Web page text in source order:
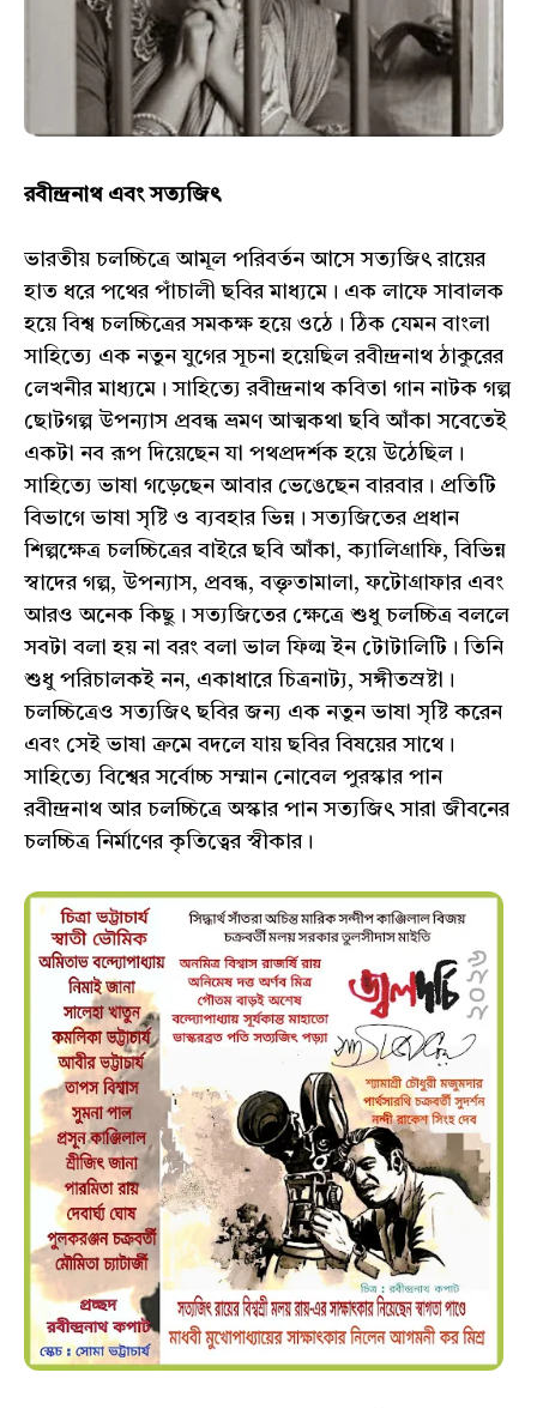
রবীন্দ্রনাথ এবং সত্যজিৎ
ভারতীয় চলচ্চিত্রে আমূল পরিবর্তন আসে সত্যজিৎ রায়ের
হাত ধরে পথের পাঁচালী ছবির মাধ্যমে। এক লাফে সাবালক
হয়ে বিশ্ব চলচ্চিত্রের সমকক্ষ হয়ে ওঠে। ঠিক যেমন বাংলা
সাহিত্যে এক নতুন যুগের সূচনা হয়েছিল রবীন্দ্রনাথ ঠাকুরের
লেখনীর মাধ্যমে। সাহিত্যে রবীন্দ্রনাথ কবিতা গান নাটক গল্প
ছোটগল্প উপন্যাস প্রবন্ধ ভ্রমণ আত্মকথা ছবি আঁকা সবেতেই
একটা নব রূপ দিয়েছেন যা পথপ্রদর্শক হয়ে উঠেছিল।
সাহিত্যে ভাষা গড়েছেন আবার ভেঙেছেন বারবার। প্রতিটি
বিভাগে ভাষা সৃষ্টি ও ব্যবহার ভিন্ন। সত্যজিতের প্রধান
শিল্পক্ষেত্র চলচ্চিত্রের বাইরে ছবি আঁকা, ক্যালিগ্রাফি, বিভিন্ন
স্বাদের গল্প, উপন্যাস, প্রবন্ধ, বক্তৃতামালা, ফটোগ্রাফার এবং
আরও অনেক কিছু। সত্যজিতের ক্ষেত্রে শুধু চলচ্চিত্র বললে
সবটা বলা হয় না বরং বলা ভাল ফিল্ম ইন টোটালিটি। তিনি
শুধু পরিচালকই নন, একাধারে চিত্রনাট্য, সঙ্গীতস্রষ্টা।
চলচ্চিত্রেও সত্যজিৎ ছবির জন্য এক নতুন ভাষা সৃষ্টি করেন
এবং সেই ভাষা ক্রমে বদলে যায় ছবির বিষয়ের সাথে।
সাহিত্যে বিশ্বের সর্বোচ্চ সম্মান নোবেল পুরস্কার পান
রবীন্দ্রনাথ আর চলচ্চিত্রে অস্কার পান সত্যজিৎ সারা জীবনের
চলচ্চিত্র নির্মাণের কৃতিত্বের স্বীকার।